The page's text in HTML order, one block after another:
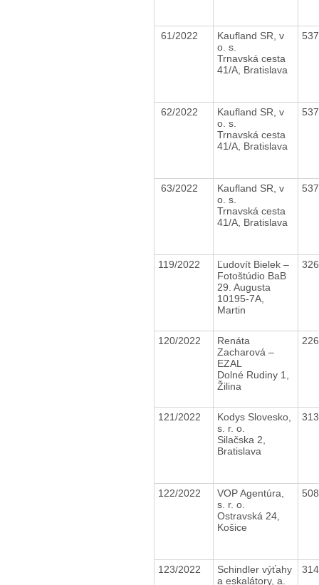
61/2022
Kaufland SR, v
o. s.
Trnavská cesta
41/A, Bratislava
62/2022
Kaufland SR, v
o. s.
Trnavská cesta
41/A, Bratislava
63/2022
Kaufland SR, v
o. s.
Trnavská cesta
41/A, Bratislava
119/2022
Ľudovít Bielek –
Fotoštúdio BaB
29. Augusta
10195-7A,
Martin
120/2022
Renáta
Zacharová –
EZAL
Dolné Rudiny 1,
Žilina
121/2022
Kodys Slovesko,
s. r. o.
Silačska 2,
Bratislava
122/2022
VOP Agentúra,
s. r. o.
Ostravská 24,
Košice
123/2022
Schindler výťahy
a eskalátory, a.